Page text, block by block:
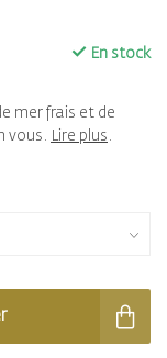
En stock
mer frais et de
vous. Lire plus .